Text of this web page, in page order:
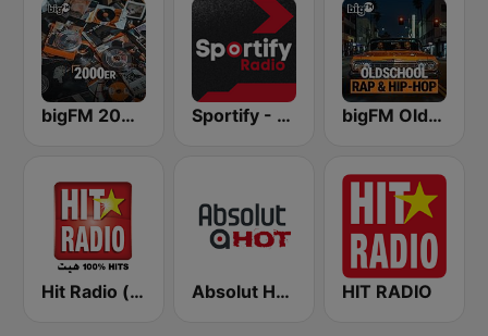
bigFM 2000er Sportify - Hip Hop Workout bigFM Oldschool Rap & Hip-Hop
Hit Radio (هيت راديو) Absolut HOT HIT RADIO